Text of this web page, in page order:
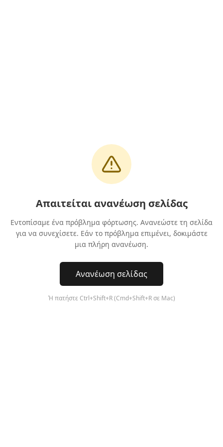
Απαιτείται ανανέωση σελίδας
Εντοπίσαμε ένα πρόβλημα φόρτωσης. Ανανεώστε τη σελίδα
για να συνεχίσετε. Εάν το πρόβλημα επιμένει, δοκιμάστε
μια πλήρη ανανέωση.
Ανανέωση σελίδας
Ή πατήστε Ctrl+Shift+R (Cmd+Shift+R σε Mac)